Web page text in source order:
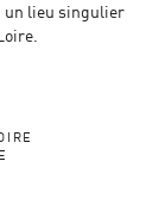
un lieu singulier